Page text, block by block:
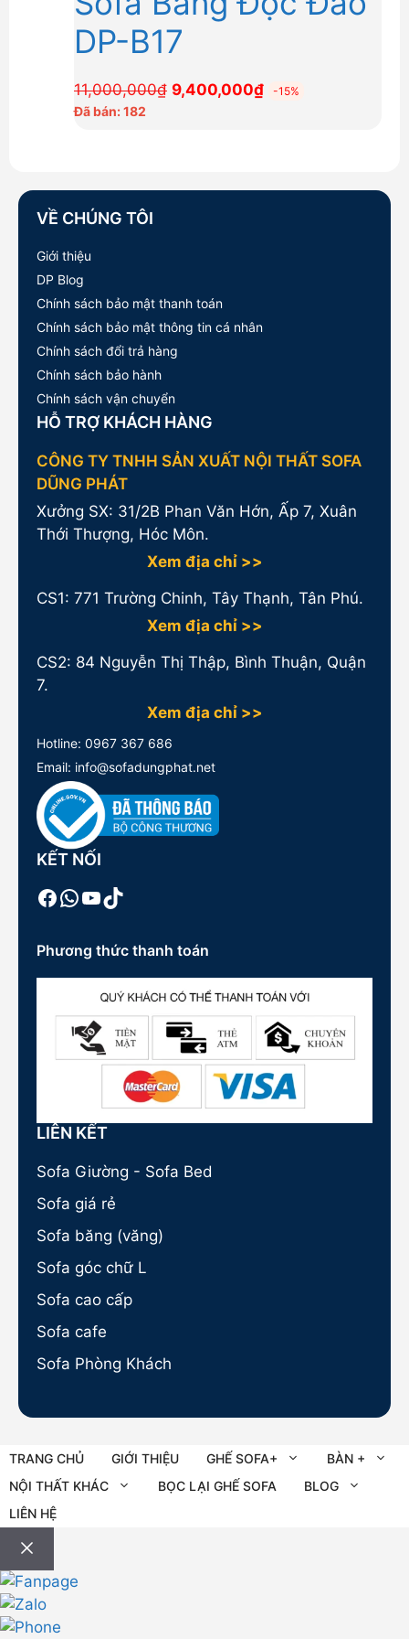
DP-B17
11,000,000₫ Giá
9,400,000₫Giá
-15%
Đã bán: 182
VỀ CHÚNG TÔI
Giới thiệu
DP Blog
Chính sách bảo mật thanh toán
Chính sách bảo mật thông tin cá nhân
Chính sách đổi trả hàng
Chính sách bảo hành
Chính sách vận chuyển
HỖ TRỢ KHÁCH HÀNG
CÔNG TY TNHH SẢN XUẤT NỘI THẤT SOFA
DŨNG PHÁT
Xưởng SX: 31/2B Phan Văn Hớn, Ấp 7, Xuân
Thới Thượng, Hóc Môn.
Xem địa chỉ >>
CS1: 771 Trường Chinh, Tây Thạnh, Tân Phú.
Xem địa chỉ >>
CS2: 84 Nguyễn Thị Thập, Bình Thuận, Quận
7.
Xem địa chỉ >>
Hotline: 0967 367 686
Email: info@sofadungphat.net
KẾT NỐI
Facebook
WhatsApp
Youtube
TikTok
Phương thức thanh toán
LIÊN KẾT
Sofa Giường - Sofa Bed
Sofa giá rẻ
Sofa băng (văng)
Sofa góc chữ L
Sofa cao cấp
Sofa cafe
Sofa Phòng Khách
TRANG CHỦ GIỚI THIỆU GHẾ SOFA+
BÀN +
NỘI THẤT KHÁC
BỌC LẠI GHẾ SOFA
BLOG
LIÊN HỆ
Đóng